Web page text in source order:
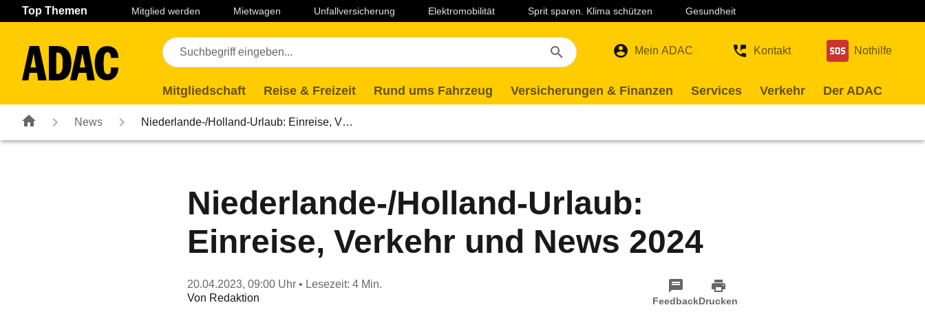
Navigation Seiteninhalt Fußzeile
Top Themen Mitglied werden Mietwagen Unfallversicherung Elektromobilität Sprit sparen. Klima schützen Gesundheit
Mein ADAC Kontakt Nothilfe
Mitgliedschaft Reise & Freizeit Rund ums Fahrzeug Versicherungen & Finanzen Services Verkehr Der ADAC
News Niederlande-/Holland-Urlaub: Einreise, V…
Niederlande-/Holland-Urlaub:
Einreise, Verkehr und News 2024
20.04.2023, 09:00 Uhr • Lesezeit: 4 Min.
Von Redaktion FeedbackDrucken